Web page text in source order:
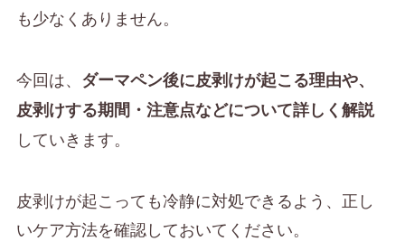
も少なくありません。
今回は、 ダーマペン後に皮剥けが起こる理由や、
皮剥けする期間・注意点などについて詳しく解説
していきます。
皮剥けが起こっても冷静に対処できるよう、正し
いケア方法を確認しておいてください。